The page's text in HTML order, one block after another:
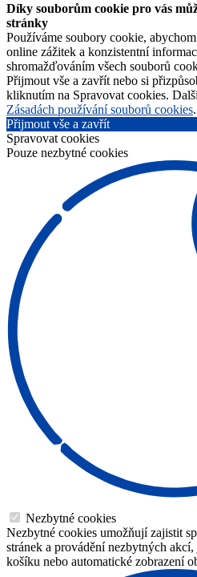
Díky souborům cookie pro vás
stránky
Používáme soubory cookie,
online zážitek a konzistentní
shromažďováním všech souborů
Přijmout vše a zavřít nebo si
kliknutím na Spravovat cookies.
Zásadách používání souborů cookies.
Přijmout vše a zavřít
Spravovat cookies
Pouze nezbytné cookies
Nezbytné cookies
Nezbytné cookies umožňují zajistit
stránek a provádění nezbytných
košíku nebo automatické zobrazení